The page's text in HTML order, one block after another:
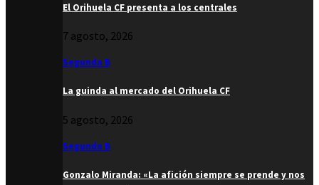
El Orihuela CF presenta a los centrales
7 agosto, 2026
Segunda B
La guinda al mercado del Orihuela CF
5 agosto, 2026
Segunda B
Gonzalo Miranda: «La afición siempre se prende y nos